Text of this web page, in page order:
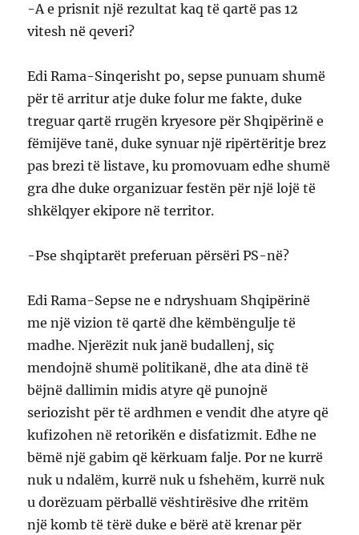
-A e prisnit një rezultat kaq të qartë pas 12
vitesh në qeveri?
Edi Rama-Sinqerisht po, sepse punuam shumë
për të arritur atje duke folur me fakte, duke
treguar qartë rrugën kryesore për Shqipërinë e
fëmijëve tanë, duke synuar një ripërtëritje brez
pas brezi të listave, ku promovuam edhe shumë
gra dhe duke organizuar festën për një lojë të
shkëlqyer ekipore në territor.
-Pse shqiptarët preferuan përsëri PS-në?
Edi Rama-Sepse ne e ndryshuam Shqipërinë
me një vizion të qartë dhe këmbëngulje të
madhe. Njerëzit nuk janë budallenj, siç
mendojnë shumë politikanë, dhe ata dinë të
bëjnë dallimin midis atyre që punojnë
seriozisht për të ardhmen e vendit dhe atyre që
kufizohen në retorikën e disfatizmit. Edhe ne
bëmë një gabim që kërkuam falje. Por ne kurrë
nuk u ndalëm, kurrë nuk u fshehëm, kurrë nuk
u dorëzuam përballë vështirësive dhe rritëm
një komb të tërë duke e bërë atë krenar për